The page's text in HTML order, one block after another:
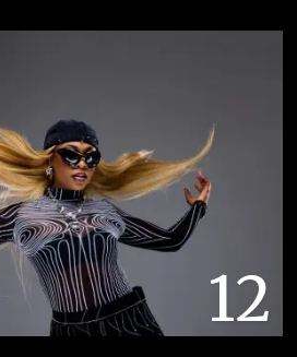
12